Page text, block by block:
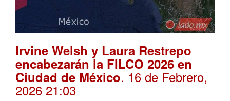
Irvine Welsh y Laura Restrepo
encabezarán la FILCO 2026 en
Ciudad de México. 16 de Febrero,
2026 21:03